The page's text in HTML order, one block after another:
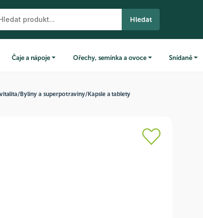
Hledat
Čaje a nápoje Ořechy, semínka a ovoce Snídaně
/Byliny a superpotraviny/Kapsle a tablety